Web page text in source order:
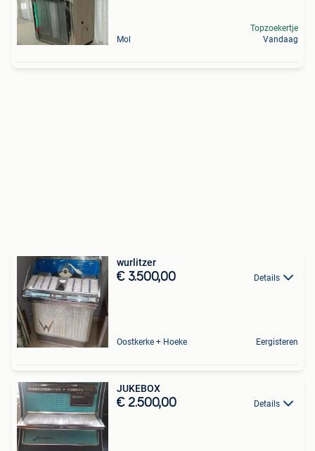
Mol
Topzoekertje
Vandaag
wurlitzer
€ 3.500,00 Details
Oostkerke + Hoeke Eergisteren
JUKEBOX
€ 2.500,00 Details